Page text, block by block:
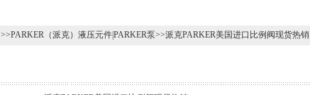
>>PARKER（派克）液压元件|PARKER泵>>派克PARKER美国进口比例阀现货热销